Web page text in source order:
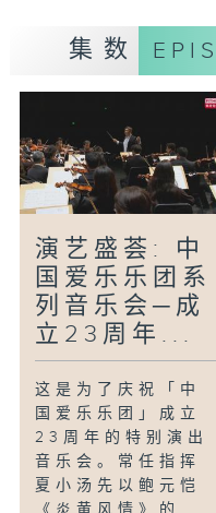
演出：
RedBricks
铿、叶进禧、郑智
笙与民乐小组（
翟悦敏）
声乐精选（叶葆
演出曲目：
数字人生
古典套曲
台第四台特别委约
吉卜赛套曲
拉德斯基进行曲
紫竹调
彩云追月
赛马
阿细欢歌
金蛇狂舞
集数
演艺盛荟: 中
国爱乐乐团系
列音乐会─成
立23周年...
这是为了庆祝「中
国爱乐乐团」成立
23周年的特别演出
音乐会。常任指挥
夏小汤先以鲍元恺